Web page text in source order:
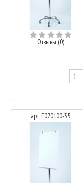
Отзывы (0)
арт. F070100-35